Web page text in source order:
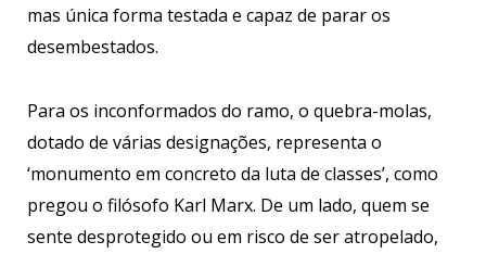
mas única forma testada e capaz de parar os
desembestados.
Para os inconformados do ramo, o quebra-molas,
dotado de várias designações, representa o
‘monumento em concreto da luta de classes’, como
pregou o filósofo Karl Marx. De um lado, quem se
sente desprotegido ou em risco de ser atropelado,